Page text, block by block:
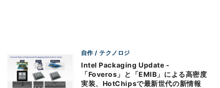
自作 / テクノロジ
Intel Packaging Update -
「Foveros」と「EMIB」による高密度
実装、HotChipsで最新世代の新情報